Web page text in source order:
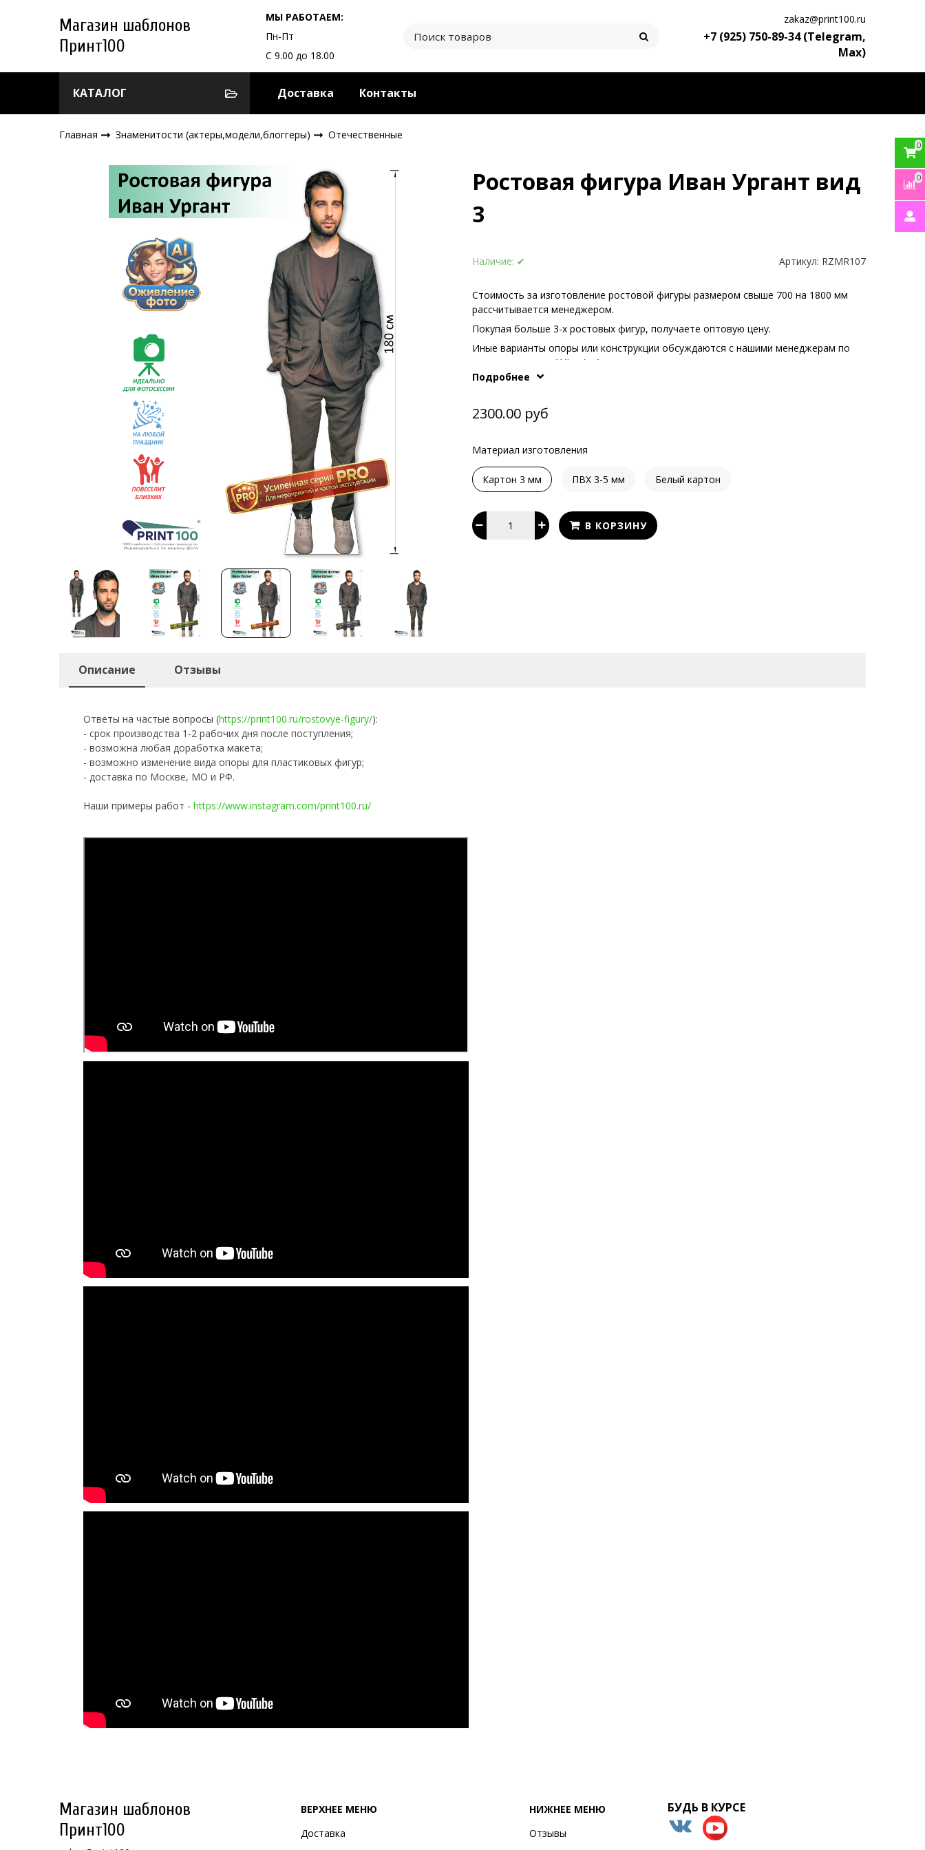
Магазин шаблонов
Принт100
МЫ РАБОТАЕМ:
Пн-Пт
С 9.00 до 18.00
zakaz@print100.ru
+7 (925) 750-89-34 (Telegram,
Max)
КАТАЛОГ Доставка Контакты
Главная Знаменитости (актеры,модели,блоггеры) Отечественные
Ростовая фигура Иван Ургант вид
3
Наличие: ✔ Артикул: RZMR107
Стоимость за изготовление ростовой фигуры размером свыше 700 на 1800 мм
рассчитывается менеджером.
Покупая больше 3-х ростовых фигур, получаете оптовую цену.
Иные варианты опоры или конструкции обсуждаются с нашими менеджерам по
телефонам или вWhat's App
Подробнее
2300.00 руб
Материал изготовления
Картон 3 мм ПВХ 3-5 мм Белый картон
В КОРЗИНУ
Описание Отзывы
Ответы на частые вопросы (https://print100.ru/rostovye-figury/):
- срок производства 1-2 рабочих дня после поступления;
- возможна любая доработка макета;
- возможно изменение вида опоры для пластиковых фигур;
- доставка по Москве, МО и РФ.
Наши примеры работ - https://www.instagram.com/print100.ru/
Магазин шаблонов
Принт100
ВЕРХНЕЕ МЕНЮ
Доставка
НИЖНЕЕ МЕНЮ
Отзывы
БУДЬ В КУРСЕ
0
0